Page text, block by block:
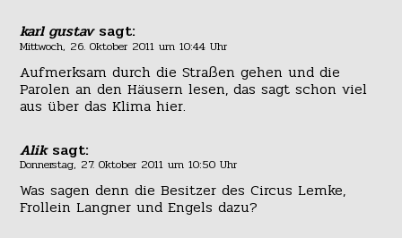
karl gustav sagt:
Mittwoch, 26. Oktober 2011 um 10:44 Uhr
Aufmerksam durch die Straßen gehen und die
Parolen an den Häusern lesen, das sagt schon viel
aus über das Klima hier.
Alik sagt:
Donnerstag, 27. Oktober 2011 um 10:50 Uhr
Was sagen denn die Besitzer des Circus Lemke,
Frollein Langner und Engels dazu?